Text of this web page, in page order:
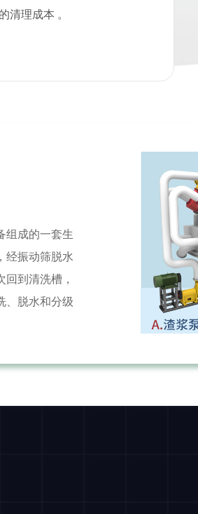
清理成本 。
组成的一套生
经振动筛脱水
到清洗槽，
、脱水和分级